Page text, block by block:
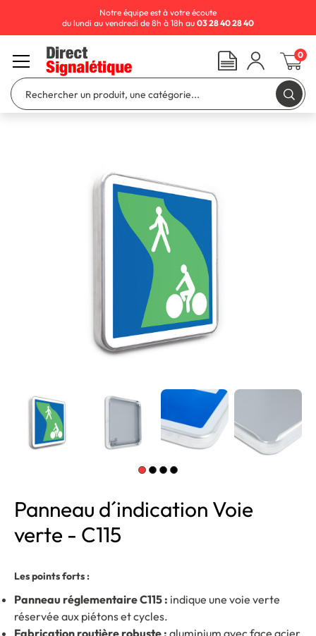
Panneau d´indication Voie
verte - C115
Les points forts :
Panneau réglementaire C115 : indique une voie verte
réservée aux piétons et cycles.
Fabrication routière robuste : aluminium avec face acier
Notre équipe est à votre écoute
du lundi au vendredi de 8h à 18h au 03 28 40 28 40
0